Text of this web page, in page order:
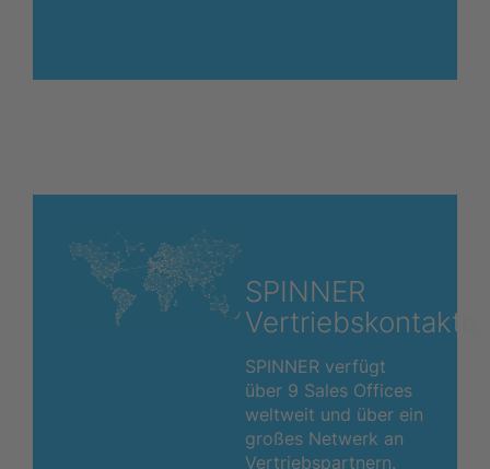
SPINNER
Vertriebskontakte
SPINNER verfügt
über 9 Sales Offices
weltweit und über ein
großes Netwerk an
Vertriebspartnern.